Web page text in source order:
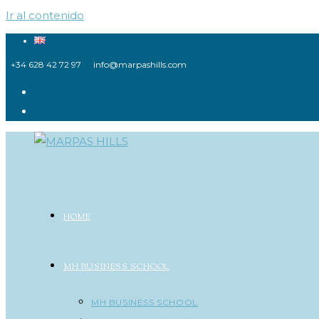
Ir al contenido
+34 628 42 72 97 info@marpashills.com
HOME
MH BUSINESS SCHOOL
MH BUSINESS SCHOOL